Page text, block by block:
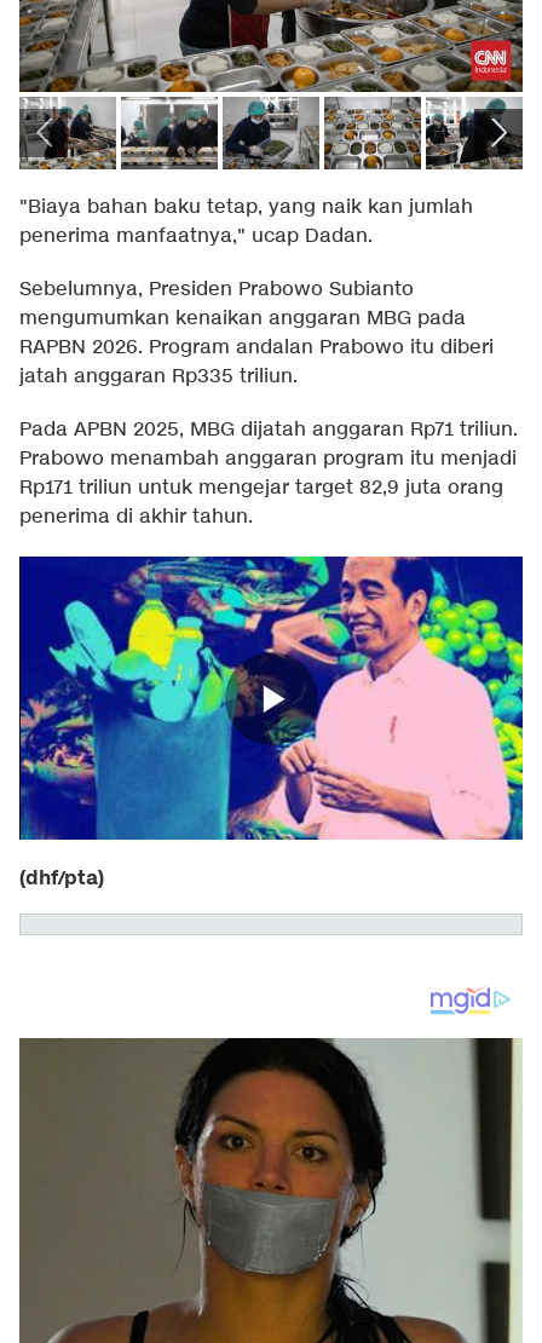
"Biaya bahan baku tetap, yang naik kan jumlah
penerima manfaatnya," ucap Dadan.
Sebelumnya, Presiden Prabowo Subianto
mengumumkan kenaikan anggaran MBG pada
RAPBN 2026. Program andalan Prabowo itu diberi
jatah anggaran Rp335 triliun.
Pada APBN 2025, MBG dijatah anggaran Rp71 triliun.
Prabowo menambah anggaran program itu menjadi
Rp171 triliun untuk mengejar target 82,9 juta orang
penerima di akhir tahun.
(dhf/pta)